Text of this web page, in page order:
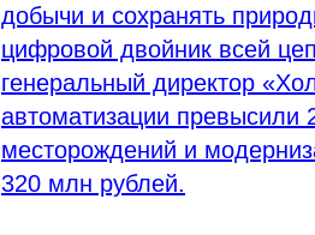
добычи и сохранять
цифровой двойник всей
генеральный директор
автоматизации
месторождений и
320 млн рублей.